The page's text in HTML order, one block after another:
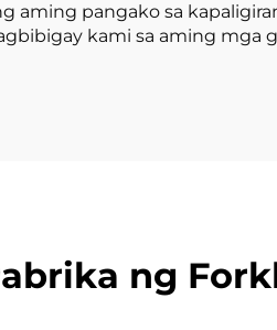
aming pangako sa
kami sa aming mga
ng